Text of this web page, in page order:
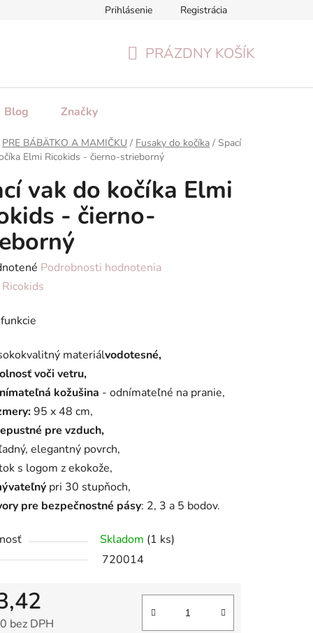
Formulár na odstúpenie od zmluvy
Prihlásenie Registrácia
PRÁZDNY KOŠÍK
Blog Značky
PRE BÁBÄTKO A MAMIČKU / Fusaky do kočíka / Spací
Elmi Ricokids - čierno-strieborný
vak do kočíka Elmi
- čierno-
Podrobnosti hodnotenia
Ricokids
materiálvodotesné,
voči vetru,
kožušina - odnímateľné na pranie,
95 x 48 cm,
pre vzduch,
elegantný povrch,
s logom z ekokože,
pri 30 stupňoch,
pre bezpečnostné pásy: 2, 3 a 5 bodov.
Skladom (1 ks)
720014
bez DPH